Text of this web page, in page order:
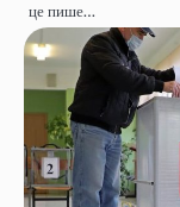
це пише…